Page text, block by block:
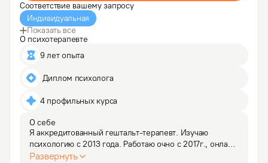
Соответствие вашему запросу
Индивидуальная
Показать все
О психотерапевте
9 лет опыта
Диплом психолога
4 профильных курса
О себе
Я аккредитованный гештальт-терапевт. Изучаю
психологию с 2013 года. Работаю очно с 2017г., онлайн
с 2021. Ближе всего для меня тема отношений, тема
Развернуть